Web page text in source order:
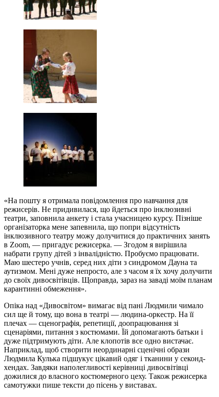
«На пошту я отримала повідомлення про навчання для
режисерів. Не придивилася, що йдеться про інклюзивні
театри, заповнила анкету і стала учасницею курсу. Пізніше
організаторка мене запевнила, що попри відсутність
інклюзивного театру можу долучитися до практичних занять
в Zoom, — пригадує режисерка. — Згодом я вирішила
набрати групу дітей з інвалідністю. Пробуємо працювати.
Маю шестеро учнів, серед них діти з синдромом Дауна та
аутизмом. Мені дуже непросто, але з часом я їх хочу долучити
до своїх дивосвітівців. Щоправда, зараз на заваді моїм планам
карантинні обмеження».
Опіка над «Дивосвітом» вимагає від пані Людмили чимало
сил ще й тому, що вона в театрі — людина-оркестр. На її
плечах — сценографія, репетиції, доопрацювання зі
сценаріями, питання з костюмами. Їй допомагають батьки і
дуже підтримують діти. Але клопотів все одно вистачає.
Наприклад, щоб створити неординарні сценічні образи
Людмила Кулька підшукує цікавий одяг і тканини у секонд-
хендах. Завдяки наполегливості керівниці дивосвітівці
дожилися до власного костюмерного цеху. Також режисерка
самотужки пише тексти до пісень у виставах.